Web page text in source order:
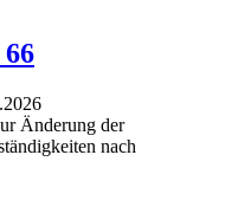
Änderung der
nach